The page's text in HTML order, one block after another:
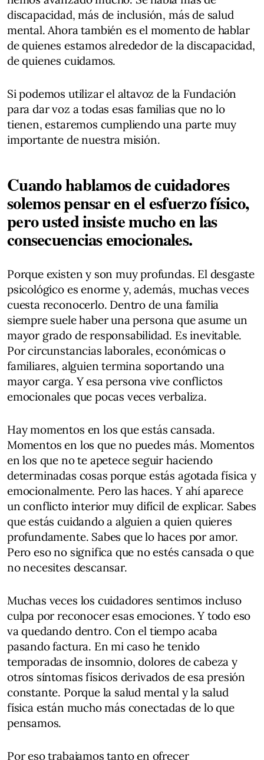
discapacidad, más de inclusión, más de salud
mental. Ahora también es el momento de hablar
de quienes estamos alrededor de la discapacidad,
de quienes cuidamos.
Si podemos utilizar el altavoz de la Fundación
para dar voz a todas esas familias que no lo
tienen, estaremos cumpliendo una parte muy
importante de nuestra misión.
Cuando hablamos de cuidadores
solemos pensar en el esfuerzo físico,
pero usted insiste mucho en las
consecuencias emocionales.
Porque existen y son muy profundas. El desgaste
psicológico es enorme y, además, muchas veces
cuesta reconocerlo. Dentro de una familia
siempre suele haber una persona que asume un
mayor grado de responsabilidad. Es inevitable.
Por circunstancias laborales, económicas o
familiares, alguien termina soportando una
mayor carga. Y esa persona vive conflictos
emocionales que pocas veces verbaliza.
Hay momentos en los que estás cansada.
Momentos en los que no puedes más. Momentos
en los que no te apetece seguir haciendo
determinadas cosas porque estás agotada física y
emocionalmente. Pero las haces. Y ahí aparece
un conflicto interior muy difícil de explicar. Sabes
que estás cuidando a alguien a quien quieres
profundamente. Sabes que lo haces por amor.
Pero eso no significa que no estés cansada o que
no necesites descansar.
Muchas veces los cuidadores sentimos incluso
culpa por reconocer esas emociones. Y todo eso
va quedando dentro. Con el tiempo acaba
pasando factura. En mi caso he tenido
temporadas de insomnio, dolores de cabeza y
otros síntomas físicos derivados de esa presión
constante. Porque la salud mental y la salud
física están mucho más conectadas de lo que
pensamos.
Por eso trabajamos tanto en ofrecer